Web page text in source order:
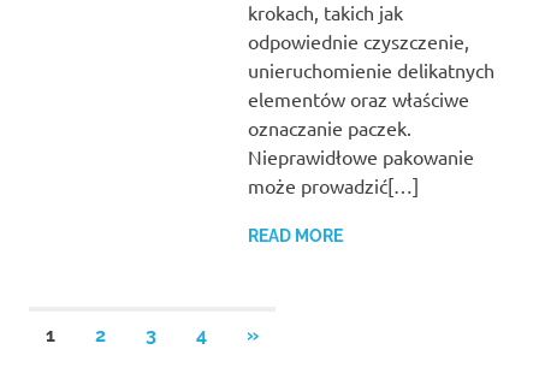
krokach, takich jak
odpowiednie czyszczenie,
unieruchomienie delikatnych
elementów oraz właściwe
oznaczanie paczek.
Nieprawidłowe pakowanie
może prowadzić[…]
READ MORE
Stronicowanie
1 2 3 4
NEXT
»